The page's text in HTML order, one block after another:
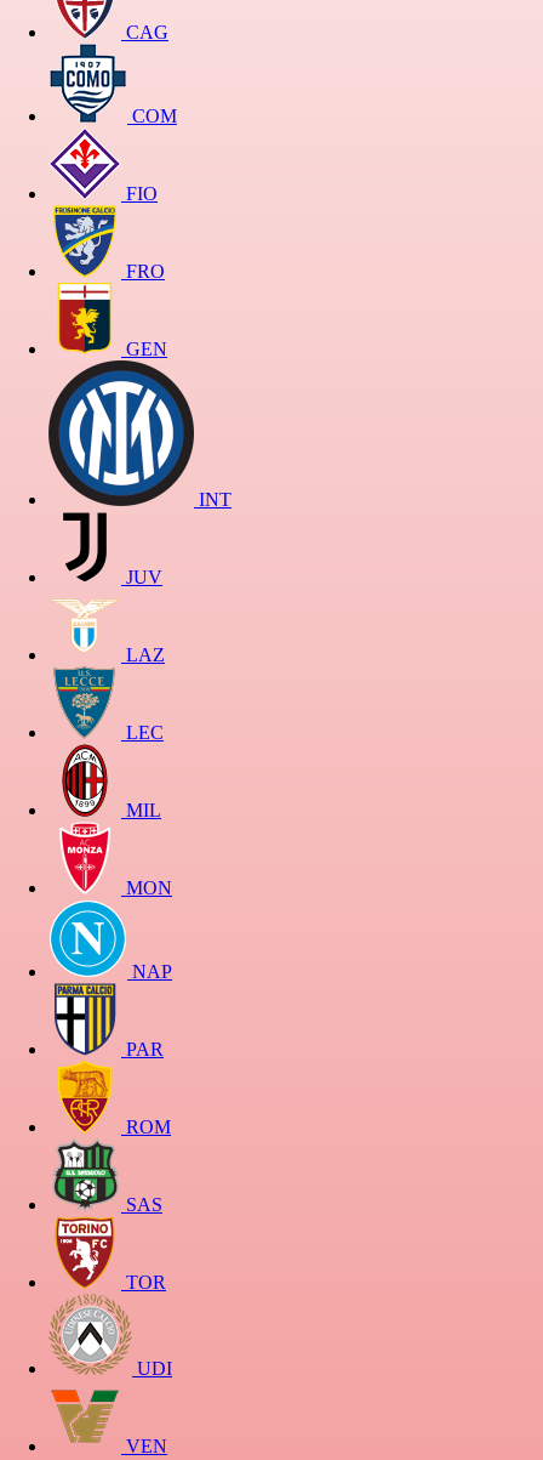
CAG
COM
FIO
FRO
GEN
INT
JUV
LAZ
LEC
MIL
MON
NAP
PAR
ROM
SAS
TOR
UDI
VEN